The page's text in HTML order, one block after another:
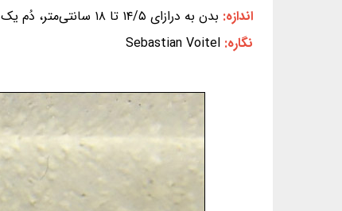
اندازه: بدن به درازای ۱۴/۵ تا ۱۸ سانتی‌متر، دُم یک دوم درازای بدن
نگاره: Sebastian Voitel